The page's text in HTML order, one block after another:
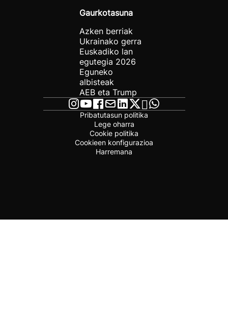
Gaurkotasuna
Azken berriak
Ukrainako gerra
Euskadiko lan
egutegia 2026
Eguneko
albisteak
AEB eta Trump
Pribatutasun politika
Lege oharra
Cookie politika
Cookieen konfigurazioa
Harremana